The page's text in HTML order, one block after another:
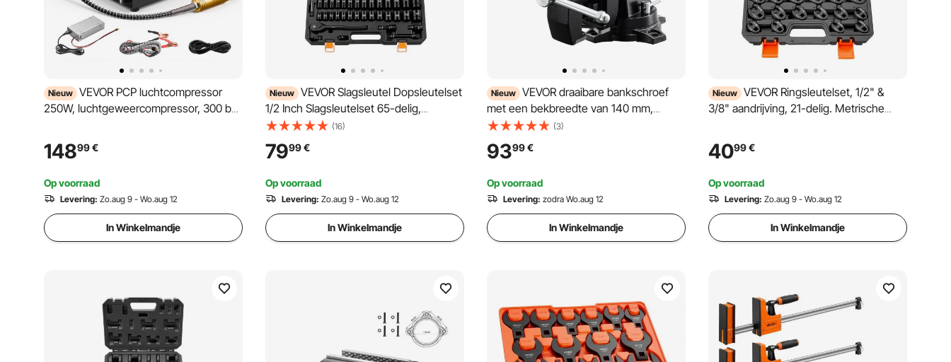
Nieuw VEVOR PCP luchtcompressor
250W, luchtgeweercompressor, 300 bar,
ventilatorkoeling, handmatige stop,
converter voor thuis- en buitengebruik,
duikflessen
14899€
Op voorraad
Levering: Zo.aug 9 - Wo.aug 12
In Winkelmandje
Nieuw VEVOR Slagsleutel Dopsleutelset
1/2 Inch Slagsleutelset 65-delig,
Inbussleutels SAE 3/8 tot 1-1/4 Inch &
Metrisch 10-24 mm Koffer Chroom-
Vanadium Gelegeerd Staal voor
(16)
7999€
Op voorraad
Levering: Zo.aug 9 - Wo.aug 12
In Winkelmandje
Nieuw VEVOR draaibare bankschroef
met een bekbreedte van 140 mm,
gemaakt van nodulair gietijzer,
multifunctionele bankschroef met 360°
vergrendelbare draaibare voet en kop,
125 mm, zwart.
(3)
9399€
Op voorraad
Levering: zodra Wo.aug 12
In Winkelmandje
Nieuw VEVOR Ringsleutelset, 1/2" &
3/8" aandrijving, 21-delig. Metrische
wartelmoeren, 40Cr gelegeerd staal,
maatmarkeringen, voor
4099€
Op voorraad
Levering: Zo.aug 9 - Wo.aug 12
In Winkelmandje